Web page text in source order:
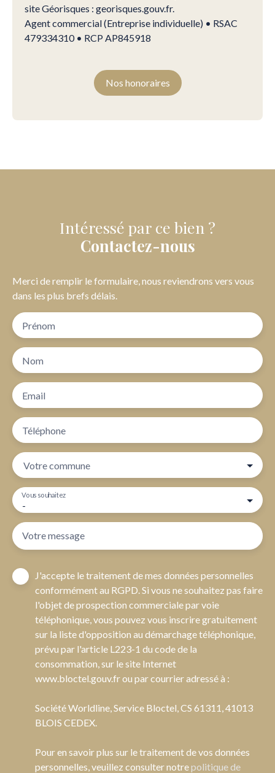
site Géorisques : georisques.gouv.fr.
Agent commercial (Entreprise individuelle) • RSAC
479334310 • RCP AP845918
Nos honoraires
Intéressé par ce bien ?
Contactez-nous
Merci de remplir le formulaire, nous reviendrons vers vous
dans les plus brefs délais.
Prénom
Nom
Email
Téléphone
Votre commune
-
Vous souhaitez
Votre message
J'accepte le traitement de mes données personnelles
conformément au RGPD. Si vous ne souhaitez pas faire
l'objet de prospection commerciale par voie
téléphonique, vous pouvez vous inscrire gratuitement
sur la liste d'opposition au démarchage téléphonique,
prévu par l'article L223-1 du code de la
consommation, sur le site Internet
www.bloctel.gouv.fr ou par courrier adressé à :
Société Worldline, Service Bloctel, CS 61311, 41013
BLOIS CEDEX.
Pour en savoir plus sur le traitement de vos données
personnelles, veuillez consulter notrepolitique de